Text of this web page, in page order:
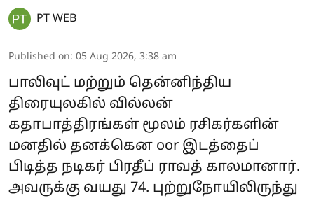
PT WEB
Published on: 05 Aug 2026, 3:38 am
பாலிவுட் மற்றும் தென்னிந்திய
திரையுலகில் வில்லன்
கதாபாத்திரங்கள் மூலம் ரசிகர்களின்
மனதில் தனக்கென oor இடத்தைப்
பிடித்த நடிகர் பிரதீப் ராவத் காலமானார்.
அவருக்கு வயது 74. புற்றுநோயிலிருந்து